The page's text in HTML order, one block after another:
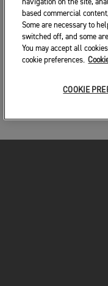
navigation on the site,
based commercial
Some are necessary to
switched off, and some
You may accept all
cookie preferences.
COOKIE